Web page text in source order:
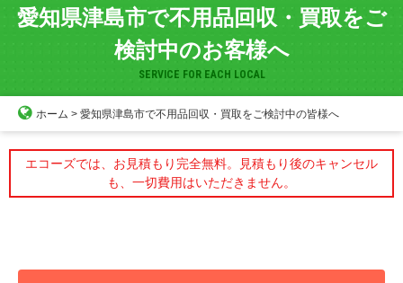
愛知県津島市で不用品回収・買取をご
検討中のお客様へ
SERVICE FOR EACH LOCAL
ホーム > 愛知県津島市で不用品回収・買取をご検討中の皆様へ
エコーズでは、お見積もり完全無料。見積もり後のキャンセル
も、一切費用はいただきません。